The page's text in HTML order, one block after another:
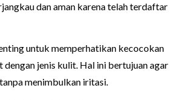
dan aman karena telah terdaftar
untuk memperhatikan kecocokan
jenis kulit. Hal ini bertujuan agar
menimbulkan iritasi.